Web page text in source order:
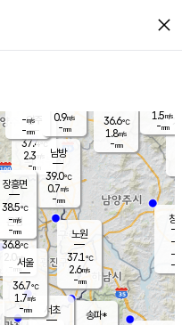
close
양주
37.4℃
2.3
-mm
36.6℃
1.8m/s
-mm
창
-
-m/
-
1.5m/s
-mm
은평
36.8℃
2.0 m/s
- mm
노원
37.1℃
2.6m/s
-mm
송파*
서초
남방
39.0℃
0.7m/s
-mm
장흥면
38.5℃
-m/s
-mm
-m/s
-mm
서울
36.7℃
1.7m/s
-mm
0.9m/s
-mm